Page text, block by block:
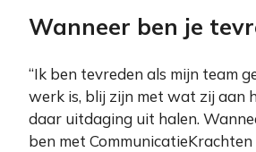
Wanneer ben je
“Ik ben tevreden als mijn team
werk is, blij zijn met wat zij aan
daar uitdaging uit halen.
ben met